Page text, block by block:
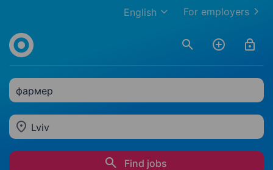
For employers
English
фармер
Lviv
Find jobs